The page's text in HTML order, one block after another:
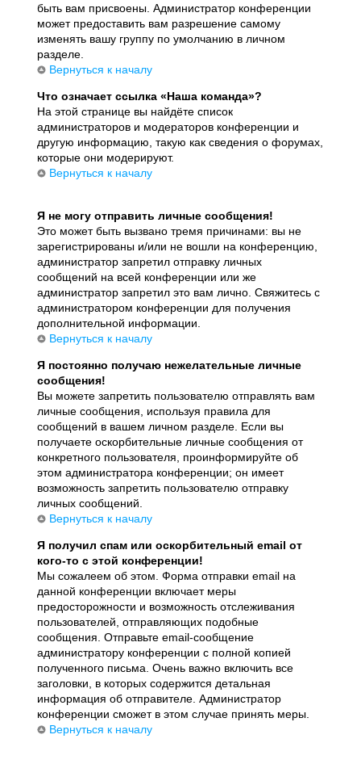
быть вам присвоены. Администратор конференции
может предоставить вам разрешение самому
изменять вашу группу по умолчанию в личном
разделе.
Вернуться к началу
Что означает ссылка «Наша команда»?
На этой странице вы найдёте список
администраторов и модераторов конференции и
другую информацию, такую как сведения о форумах,
которые они модерируют.
Вернуться к началу
Я не могу отправить личные сообщения!
Это может быть вызвано тремя причинами: вы не
зарегистрированы и/или не вошли на конференцию,
администратор запретил отправку личных
сообщений на всей конференции или же
администратор запретил это вам лично. Свяжитесь с
администратором конференции для получения
дополнительной информации.
Вернуться к началу
Я постоянно получаю нежелательные личные
сообщения!
Вы можете запретить пользователю отправлять вам
личные сообщения, используя правила для
сообщений в вашем личном разделе. Если вы
получаете оскорбительные личные сообщения от
конкретного пользователя, проинформируйте об
этом администратора конференции; он имеет
возможность запретить пользователю отправку
личных сообщений.
Вернуться к началу
Я получил спам или оскорбительный email от
кого-то с этой конференции!
Мы сожалеем об этом. Форма отправки email на
данной конференции включает меры
предосторожности и возможность отслеживания
пользователей, отправляющих подобные
сообщения. Отправьте email-сообщение
администратору конференции с полной копией
полученного письма. Очень важно включить все
заголовки, в которых содержится детальная
информация об отправителе. Администратор
конференции сможет в этом случае принять меры.
Вернуться к началу